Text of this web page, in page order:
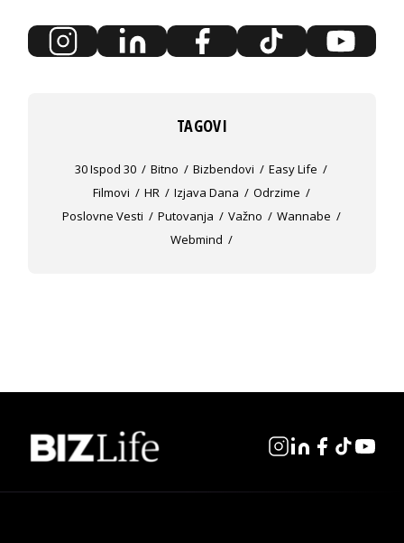
TAGOVI
30 Ispod 30 Bitno Bizbendovi
Easy Life
Filmovi
HR Izjava Dana
Odrzime
Poslovne Vesti
Putovanja Važno
Wannabe
Webmind